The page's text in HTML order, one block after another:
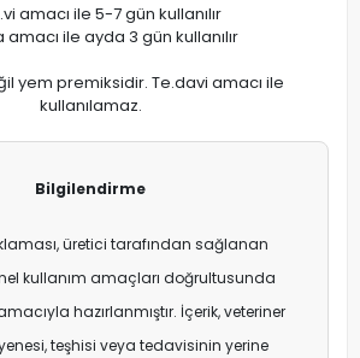
amacı ile 5-7 gün kullanılır
amacı ile ayda 3 gün kullanılır
yem premiksidir. Te.davi amacı ile
kullanılamaz.
Bilgilendirme
üretici tarafından sağlanan
kullanım amaçları doğrultusunda
hazırlanmıştır. İçerik, veteriner
teşhisi veya tedavisinin yerine